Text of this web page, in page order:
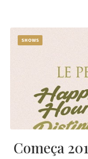
SHOWS
Começa